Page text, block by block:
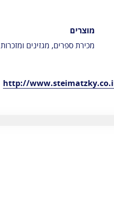
מוצרים
מכירת ספרים, מגזינים ומזכרות
http://